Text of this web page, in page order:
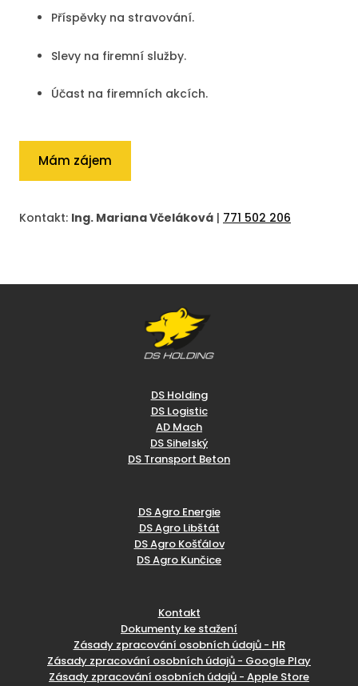
Příspěvky na stravování.
Slevy na firemní služby.
Účast na firemních akcích.
Mám zájem
Kontakt: Ing. Mariana Včeláková | 771 502 206
DS Holding
DS Logistic
AD Mach
DS Sihelský
DS Transport Beton
DS Agro Energie
DS Agro Libštát
DS Agro Košťálov
DS Agro Kunčice
Kontakt
Dokumenty ke stažení
Zásady zpracování osobních údajů - HR
Zásady zpracování osobních údajů - Google Play
Zásady zpracování osobních údajů - Apple Store